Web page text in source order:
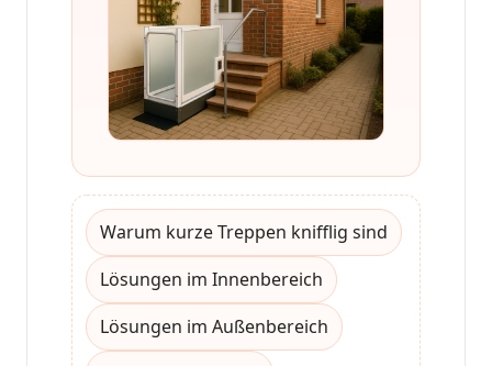
Warum kurze Treppen knifflig sind
Lösungen im Innenbereich
Lösungen im Außenbereich